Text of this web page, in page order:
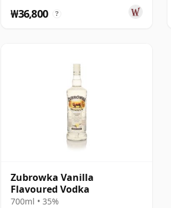
₩36,800 ?
Zubrowka Vanilla
Flavoured Vodka
700ml • 35%